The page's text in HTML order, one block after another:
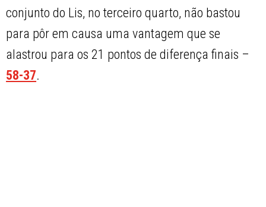
conjunto do Lis, no terceiro quarto, não bastou
para pôr em causa uma vantagem que se
alastrou para os 21 pontos de diferença finais –
58-37.